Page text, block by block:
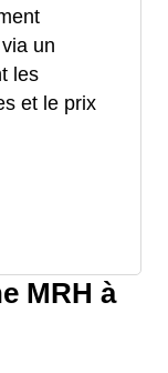
un
les
et le prix
MRH à